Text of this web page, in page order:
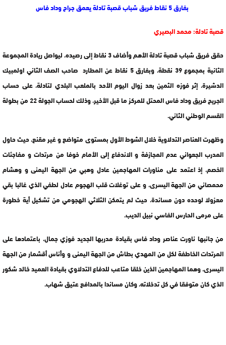
بفارق 5 نقاط فريق شباب قصبة تادلةيعمق جراح وداد فاس
قصبة تادلة: محمد البصيري
حقق فريق شباب قصبة تادلة الأهم وأضاف 3 نقاط إلى رصيده، ليواصل ريادة المجموعة
الثانية بمجموع 39 نقطة، وبفارق 5 نقاط عن المطارد صاحب الصف الثاني اولمبيك
الدشيرة، إثر فوزه الثمين بعد زوال اليوم الأحد بالملعب البلدي لتادلة، على حساب
الجريح فريق وداد فاس المحتل للمركز ما قبل الأخير، وذلك لحساب الجولة 22 من بطولة
القسم الوطني الثاني.
وظهرت العناصر التدلاوية خلال الشوط الأول بمستوى متواضع و غير مقنع، حيث حاول
المدرب الجعواني عدم المجازفة و الاندفاع إلى الأمام خوفا من مرتدات و مفاجئات
الخصم، إذ اعتمد على مناورات المهاجمين عادل وهبي من الجهة اليمنى و وهشام
محمصاني من الجهة اليسرى، و على توغلات قلب الهجوم عادل لطفي الذي غالبا بقي
معزولا لوحده دون مساندة، حيث لم يتمكن الثلاثي الهجومي من تشكيل أية خطورة
على مرمى الحارس الفاسي نبيل الديب.
من جانبها ناورت عناصر وداد فاس بقيادة مدربها الجديد فوزي جمال، باعتمادها على
المرتدات الخاطفة لكل من المهدي بطاش من الجهة اليمنى و وأناس أقشمار من الجهة
اليسرى، وهما المهاجمين الذين خلقا متاعب للدفاع التدلاوي بقيادة العميد خالد شكور
الذي كان متوفقا في كل تدخلاته، وكان مساندا بالمدافع عتيق شهاب.